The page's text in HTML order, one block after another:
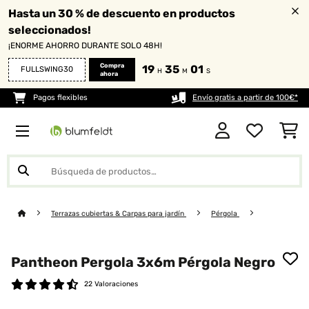
Hasta un 30 % de descuento en productos
seleccionados!
¡ENORME AHORRO DURANTE SOLO 48H!
FULLSWING30
Compra
ahora
19 H 35 M 01 S
Pagos flexibles Envío gratis a partir de 100€*
Terrazas cubiertas & Carpas para jardín Pérgola
Pantheon Pergola 3x6m Pérgola Negro
22 Valoraciones